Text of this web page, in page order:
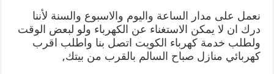
نعمل على مدار الساعة واليوم والاسبوع والسنة لأننا
درك ان لا يمكن الاستغناء عن الكهرباء ولو لبعض الوقت
ولطلب خدمة كهرباء الكويت اتصل بنا واطلب اقرب
كهربائي منازل صباح السالم بالقرب من بيتك,